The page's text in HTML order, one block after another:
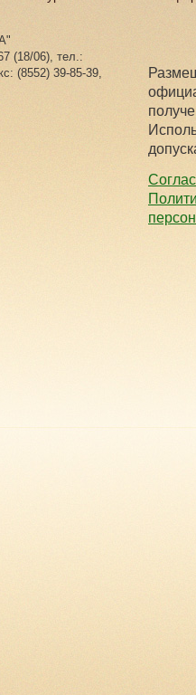
(18/06), тел.:
(8552) 39-85-39,